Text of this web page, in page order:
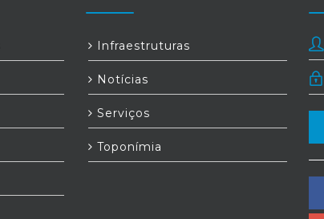
Infraestruturas
Notícias
Serviços
Toponímia